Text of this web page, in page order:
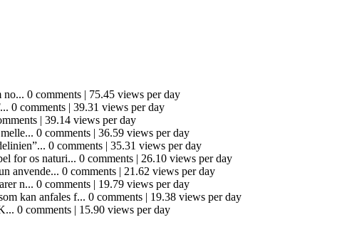
no... 0 comments | 75.45 views per day
0 comments | 39.31 views per day
| 39.14 views per day
0 comments | 36.59 views per day
0 comments | 35.31 views per day
for os naturi... 0 comments | 26.10 views per day
anvende... 0 comments | 21.62 views per day
n... 0 comments | 19.79 views per day
kan anfales f... 0 comments | 19.38 views per day
0 comments | 15.90 views per day